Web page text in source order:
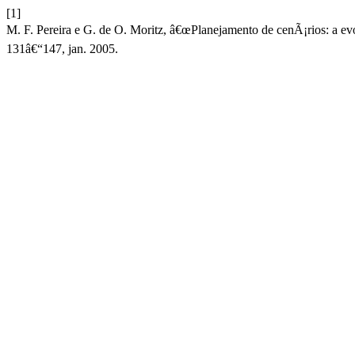
[1]
M. F. Pereira e G. de O. Moritz, â€œPlanejamento de cenÃ¡rios: a
131â€“147, jan. 2005.